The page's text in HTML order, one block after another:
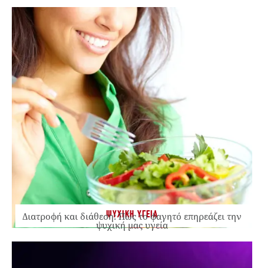
ΨΥΧΙΚΗ ΥΓΕΙΑ
Διατροφή και διάθεση: Πώς το φαγητό επηρεάζει την
ψυχική μας υγεία